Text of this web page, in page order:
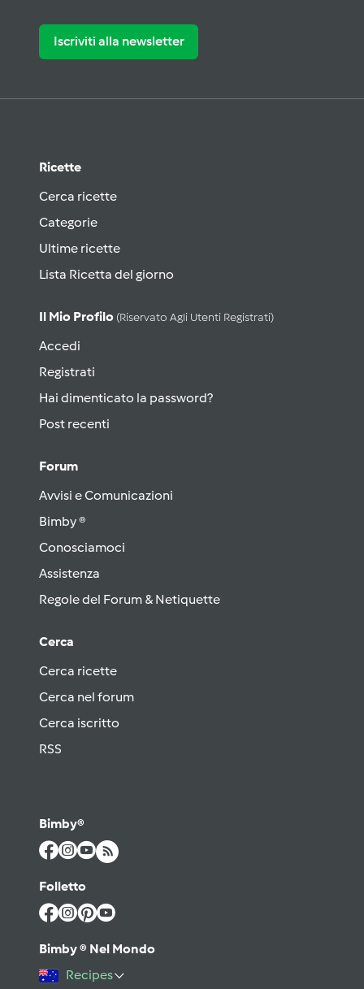
Iscriviti alla newsletter
Ricette
Cerca ricette
Categorie
Ultime ricette
Lista Ricetta del giorno
Il Mio Profilo (riservato Agli Utenti Registrati)
Accedi
Registrati
Hai dimenticato la password?
Post recenti
Forum
Avvisi e Comunicazioni
Bimby ®
Conosciamoci
Assistenza
Regole del Forum & Netiquette
Cerca
Cerca ricette
Cerca nel forum
Cerca iscritto
RSS
Bimby®
Folletto
Bimby ® Nel Mondo
Recipes